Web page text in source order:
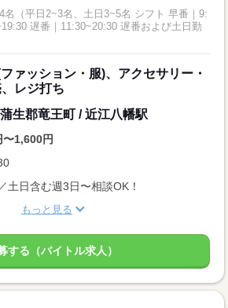
名（平日2~3名、土日3~5名 シフト 早番｜9:
遅番｜11:30~20:30 遅番および土日勤
ァッション・服)、アクセサリー・
レジ打ち
生郡竜王町 / 近江八幡駅
1,600円
土日含む週3日〜相談OK！
もっと見る
する（バイトル求人）